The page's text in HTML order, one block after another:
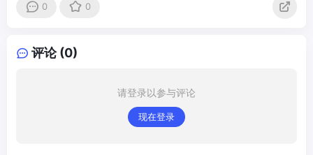
0 0
评论 (0)
请登录以参与评论
现在登录